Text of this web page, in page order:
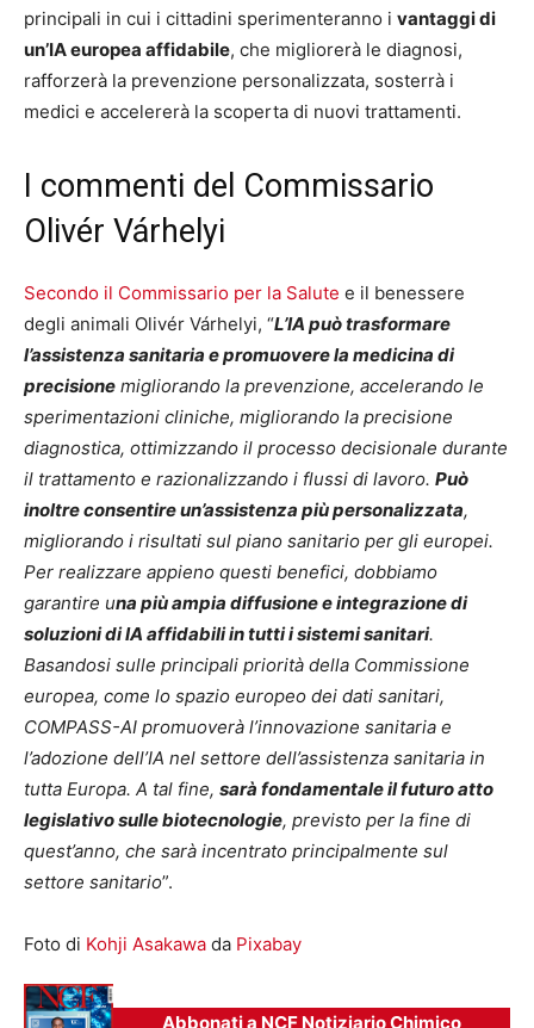
principali in cui i cittadini sperimenteranno i vantaggi di
un’IA europea affidabile, che migliorerà le diagnosi,
rafforzerà la prevenzione personalizzata, sosterrà i
medici e accelererà la scoperta di nuovi trattamenti.
I commenti del Commissario
Olivér Várhelyi
Secondo il Commissario per la Salute e il benessere
degli animali Olivér Várhelyi, “L’IA può trasformare
l’assistenza sanitaria e promuovere la medicina di
precisione migliorando la prevenzione, accelerando le
sperimentazioni cliniche, migliorando la precisione
diagnostica, ottimizzando il processo decisionale durante
il trattamento e razionalizzando i flussi di lavoro. Può
inoltre consentire un’assistenza più personalizzata,
migliorando i risultati sul piano sanitario per gli europei.
Per realizzare appieno questi benefici, dobbiamo
garantire una più ampia diffusione e integrazione di
soluzioni di IA affidabili in tutti i sistemi sanitari.
Basandosi sulle principali priorità della Commissione
europea, come lo spazio europeo dei dati sanitari,
COMPASS-AI promuoverà l’innovazione sanitaria e
l’adozione dell’IA nel settore dell’assistenza sanitaria in
tutta Europa. A tal fine, sarà fondamentale il futuro atto
legislativo sulle biotecnologie, previsto per la fine di
quest’anno, che sarà incentrato principalmente sul
settore sanitario”.
Foto di Kohji Asakawa da Pixabay
Abbonati a NCF Notiziario Chimico